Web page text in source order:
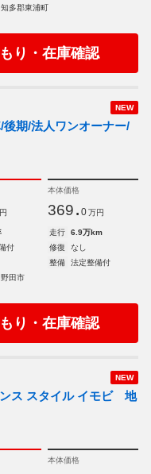
多郡東浦町
り・在庫確認
NEW
期/法人ワンオーナー/
本体価格
369. 0 万円
走行
6.9万km
付 修復
なし
整備
法定整備付
田市
り・在庫確認
NEW
ス スタイル イモビ 地
本体価格